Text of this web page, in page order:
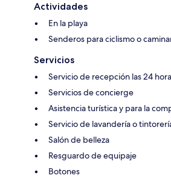
Actividades
En la playa
Senderos para ciclismo o
Servicios
Servicio de recepción las 24
Servicios de concierge
Asistencia turística y para la
Servicio de lavandería o
Salón de belleza
Resguardo de equipaje
Botones